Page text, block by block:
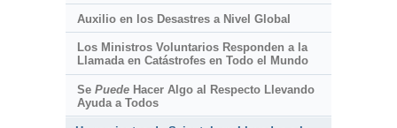
Auxilio en los Desastres a Nivel Global
Los Ministros Voluntarios Responden a la
Llamada en Catástrofes en Todo el Mundo
Se PuedeHacer Algo al Respecto Llevando
Ayuda a Todos